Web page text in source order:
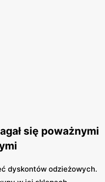
się poważnymi
dyskontów odzieżowych.